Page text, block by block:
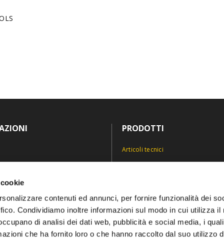
contenuti ed annunci, per fornire funzionalità dei
Condividiamo inoltre informazioni sul modo in cui utilizza il
di analisi dei dati web, pubblicità e social media, i
che ha fornito loro o che hanno raccolto dal suo utilizzo
PRODOTTI
Articoli tecnici
Antinfortunistica
Personalizzazioni